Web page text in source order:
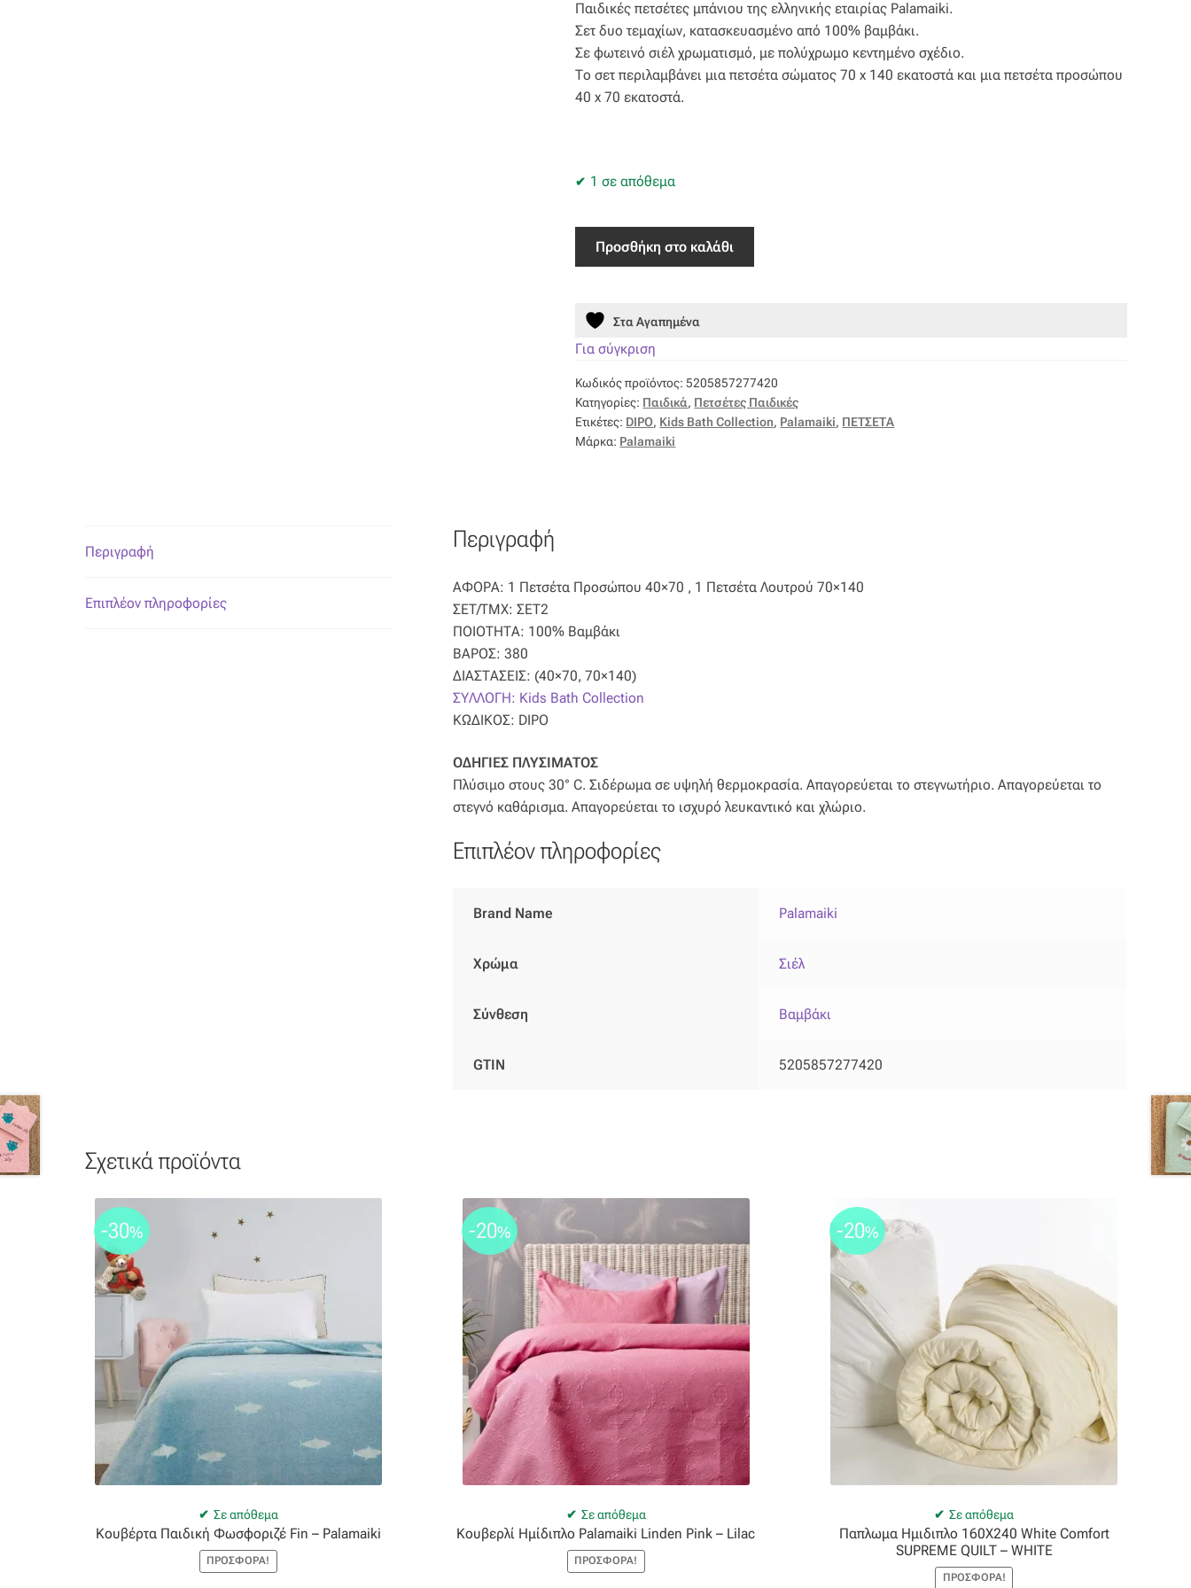
was:
23,50 €.
τιμή
είναι:
18,80 €.
Παιδικές πετσέτες μπάνιου της ελληνικής εταιρίας Palamaiki.
Σετ δυο τεμαχίων, κατασκευασμένο από 100% βαμβάκι.
Σε φωτεινό σιέλ χρωματισμό, με πολύχρωμο κεντημένο σχέδιο.
Το σετ περιλαμβάνει μια πετσέτα σώματος 70 x 140 εκατοστά και μια πετσέτα προσώπου
40 x 70 εκατοστά.
1 σε απόθεμα
Παιδικές
Bath
DIPO
Προσθήκη στο καλάθι
Στα Αγαπημένα
Για σύγκριση
Κωδικός προϊόντος:5205857277420
Κατηγορίες: Παιδικά, Πετσέτες Παιδικές
Ετικέτες: DIPO, Kids Bath Collection, Palamaiki, ΠΕΤΣΕΤΑ
Μάρκα: Palamaiki
Περιγραφή
Επιπλέον πληροφορίες
Περιγραφή
ΑΦΟΡΑ: 1 Πετσέτα Προσώπου 40×70 , 1 Πετσέτα Λουτρού 70×140
ΣΕΤ/ΤΜΧ: ΣΕΤ2
ΠΟΙΟΤΗΤΑ: 100% Βαμβάκι
ΒΑΡΟΣ: 380
ΔΙΑΣΤΑΣΕΙΣ: (40×70, 70×140)
ΣΥΛΛΟΓΗ: Kids Bath Collection
ΚΩΔΙΚΟΣ: DIPO
ΟΔΗΓΙΕΣ ΠΛΥΣΙΜΑΤΟΣ
Πλύσιμο στους 30° C. Σιδέρωμα σε υψηλή θερμοκρασία. Απαγορεύεται το στεγνωτήριο. Απαγορεύεται το
στεγνό καθάρισμα. Απαγορεύεται το ισχυρό λευκαντικό και χλώριο.
Επιπλέον πληροφορίες
Brand Name Palamaiki
Χρώμα Σιέλ
Σύνθεση Βαμβάκι
GTIN 5205857277420
Σχετικά προϊόντα
Σε απόθεμα
-30%
Κουβέρτα Παιδική Φωσφοριζέ Fin – Palamaiki
ΠΡΟΣΦΟΡΆ!
Σε απόθεμα
-20%
Κουβερλί Ημίδιπλο Palamaiki Linden Pink – Lilac
ΠΡΟΣΦΟΡΆ!
Σε απόθεμα
-20%
Παπλωμα Ημιδιπλο 160X240 White Comfort
SUPREME QUILT – WHITE
ΠΡΟΣΦΟΡΆ!